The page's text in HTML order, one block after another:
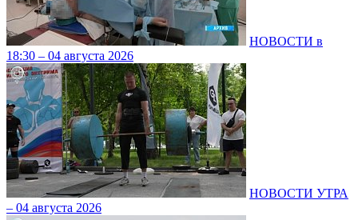
НОВОСТИ в
18:30 – 04 августа 2026
НОВОСТИ УТРА
– 04 августа 2026